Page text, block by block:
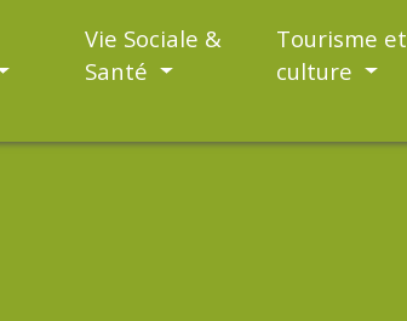
Vie Sociale &
Santé
Tourisme et
culture